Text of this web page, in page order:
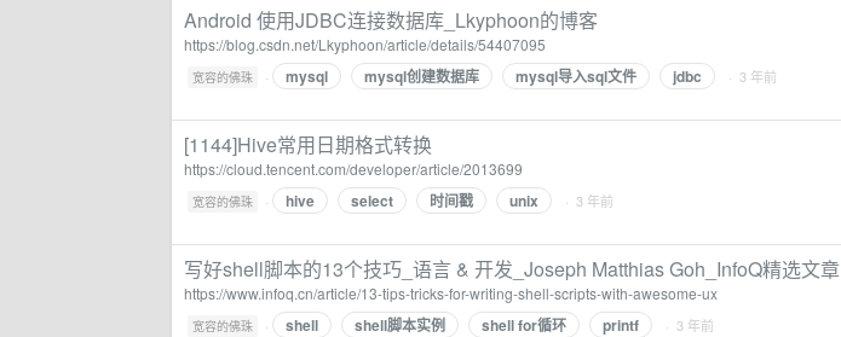
Android 使用JDBC连接数据库_Lkyphoon的博客
https://blog.csdn.net/Lkyphoon/article/details/54407095
宽容的佛珠 · mysql mysql创建数据库 mysql导入sql文件 jdbc · 3 年前
[1144]Hive常用日期格式转换
https://cloud.tencent.com/developer/article/2013699
宽容的佛珠 · hive select 时间戳 unix · 3 年前
写好shell脚本的13个技巧_语言 & 开发_Joseph Matthias Goh_InfoQ精选文章
https://www.infoq.cn/article/13-tips-tricks-for-writing-shell-scripts-with-awesome-ux
宽容的佛珠 · shell shell脚本实例 shell for循环 printf · 3 年前